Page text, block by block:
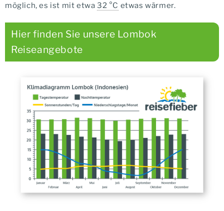
möglich, es ist mit etwa32 °C etwas wärmer.
Hier finden Sie unsere Lombok
Reiseangebote